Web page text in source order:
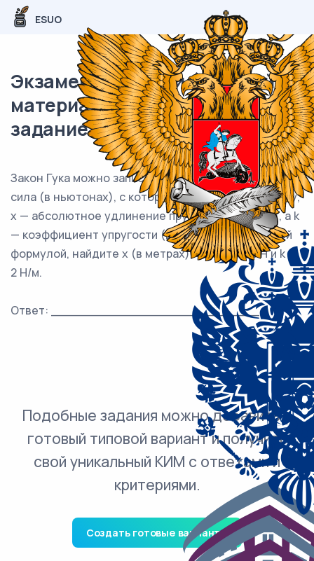
ESUO
Экзаменационный (типовой)
материал ЕГЭ / База / 04
задание (24) / 133
Закон Гука можно записать в виде F kx = , где F —
сила (в ньютонах), с которой растягивают пружину,
x — абсолютное удлинение пружины (в метрах), а k
— коэффициент упругости (в Н/м). Пользуясь этой
формулой, найдите x (в метрах), если F = 38 Н и k =
2 Н/м.
Ответ: ___________________________.
Подобные задания можно добавить в
готовый типовой вариант и получить
свой уникальный КИМ с ответами и
критериями.
Создать готовые варианты